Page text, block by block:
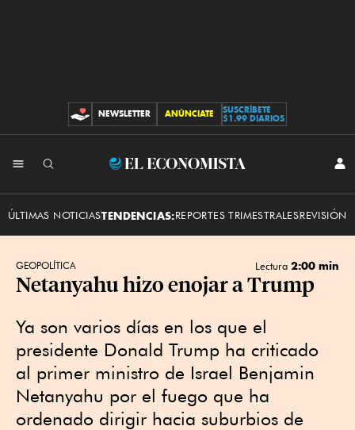
CONTRIBUCIONES
NEWSLETTER ANÚNCIATE
SUSCRÍBETE
$1.99 DIARIOS
El
ÚLTIMAS NOTICIASTENDENCIAS:REPORTES TRIMESTRALESREVISIÓN
GEOPOLÍTICA Lectura 2:00 min
Netanyahu hizo enojar a Trump
Ya son varios días en los que el
presidente Donald Trump ha criticado
al primer ministro de Israel Benjamin
Netanyahu por el fuego que ha
ordenado dirigir hacia suburbios de